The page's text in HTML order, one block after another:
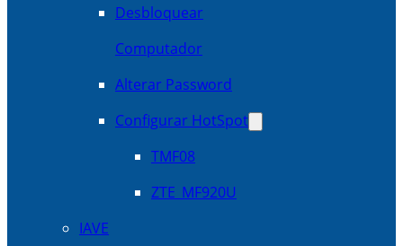
Desbloquear
Computador
Alterar Password
Configurar HotSpot
TMF08
ZTE_MF920U
IAVE